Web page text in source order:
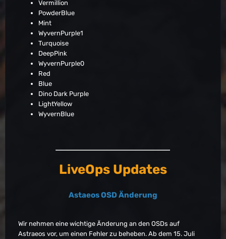
Vermillion
PowderBlue
Mint
WyvernPurple1
Turquoise
DeepPink
WyvernPurple0
Red
Blue
Dino Dark Purple
LightYellow
WyvernBlue
LiveOps Updates
Astaeos OSD Änderung
Wir nehmen eine wichtige Änderung an den OSDs auf
Astraeos vor, um einen Fehler zu beheben. Ab dem 15. Juli